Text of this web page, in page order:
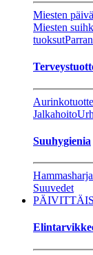
Miesten
Miesten
tuoksut
Jalkahoito
Suuhygienia
Suuvedet